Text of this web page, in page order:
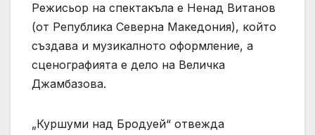
Режисьор на спектакъла е Ненад Витанов
(от Република Северна Македония), който
създава и музикалното оформление, а
сценографията е дело на Величка
Джамбазова.
„Куршуми над Бродуей“ отвежда